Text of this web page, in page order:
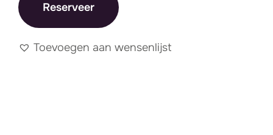
Reserveer
Toevoegen aan wensenlijst